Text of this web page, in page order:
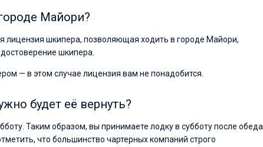
Майори?
лицензия шкипера, позволяющая ходить в городе Майори,
шкипера.
— в этом случае лицензия вам не понадобится.
будет её вернуть?
Таким образом, вы принимаете лодку в субботу после обеда
что большинство чартерных компаний строго